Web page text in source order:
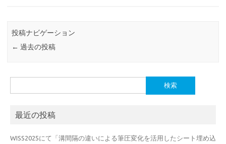
投稿ナビゲーション
← 過去の投稿
索:
最近の投稿
WISS2025にて「溝間隔の違いによる筆圧変化を活用したシート埋め込